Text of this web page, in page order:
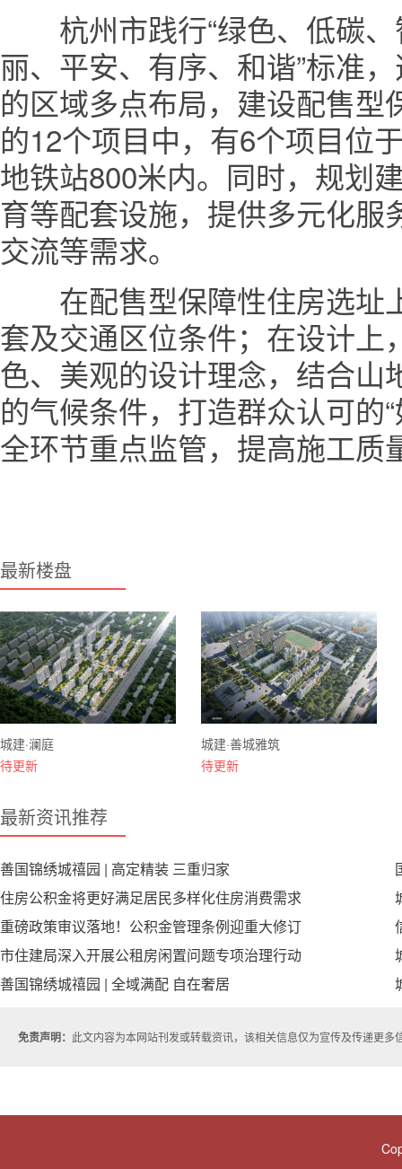
杭州市践行“绿色、低碳、
丽、平安、有序、和谐”标准
的区域多点布局，建设配售
的12个项目中，有6个项目位
地铁站800米内。同时，规划
育等配套设施，提供多元化
交流等需求。
在配售型保障性住房选址
套及交通区位条件；在设计上
色、美观的设计理念，结合山
的气候条件，打造群众认可的
全环节重点监管，提高施工质
最新楼盘
城建·澜庭
待更新
城建·善城雅筑
待更新
最新资讯推荐
善国锦绣城禧园 | 高定精装 三重归家
住房公积金将更好满足居民多样化住房消费需求
重磅政策审议落地！公积金管理条例迎重大修订
市住建局深入开展公租房闲置问题专项治理行动
善国锦绣城禧园 | 全域满配 自在奢居
免责声明： 此文内容为本网站刊发或转载资讯，该相关信息仅为宣传及传递更多